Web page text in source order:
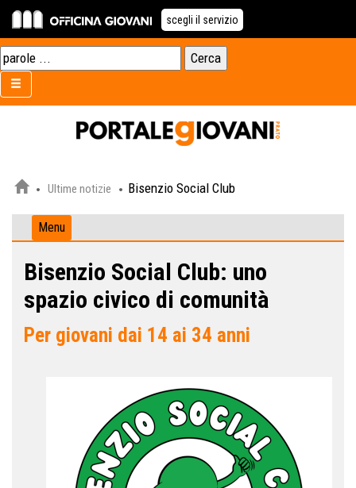
scegli il servizio
Ultime notizie Bisenzio Social Club
Menu
Bisenzio Social Club: uno
spazio civico di comunità
Per giovani dai 14 ai 34 anni